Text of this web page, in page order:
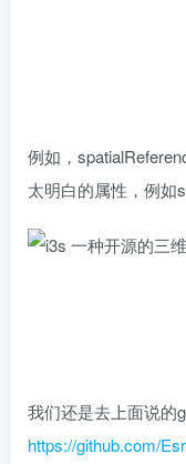
例如，
太明白的属性，例如
我们还是去上面说的
https://github.com/